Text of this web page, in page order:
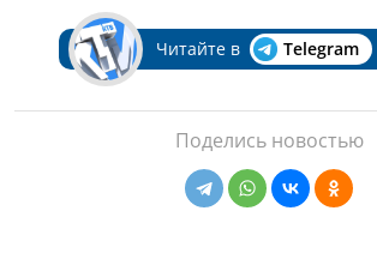
Читайте в Telegram
Поделись новостью